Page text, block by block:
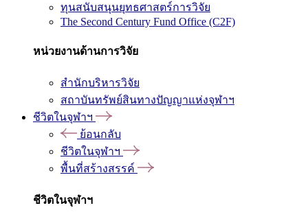
ทุนสนับสนุนยุทธศาสตร์การวิจัย
The Second Century Fund Office (C2F)
หน่วยงานด้านการวิจัย
สำนักบริหารวิจัย
สถาบันทรัพย์สินทางปัญญาแห่งจุฬาฯ
ชีวิตในจุฬาฯ
ย้อนกลับ
ชีวิตในจุฬาฯ
พื้นที่สร้างสรรค์
ชีวิตในจุฬาฯ